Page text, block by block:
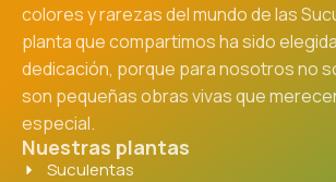
colores y rarezas del mundo de las
planta que compartimos ha sido
dedicación, porque para nosotros no
son pequeñas obras vivas que
especial.
Nuestras plantas
Suculentas